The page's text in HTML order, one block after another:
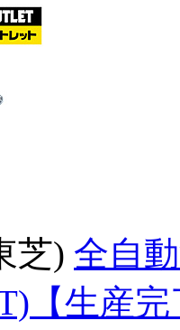
芝) 全自
【生産